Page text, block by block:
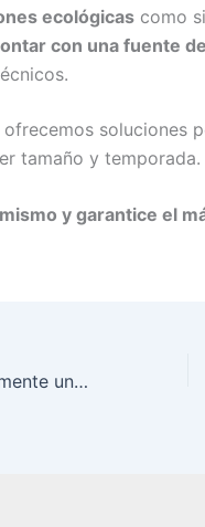
ecológicas como
con una fuente
ofrecemos soluciones
tamaño y temporada.
y garantice el
Cómo iluminar correctamente un evento nocturno: Guía práctica